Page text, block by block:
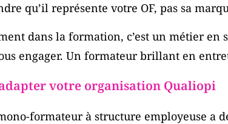
qu’il représente votre OF, pas sa
dans la formation, c’est un métier en
engager. Un formateur brillant en
votre organisation Qualiopi
formateur à structure employeuse a